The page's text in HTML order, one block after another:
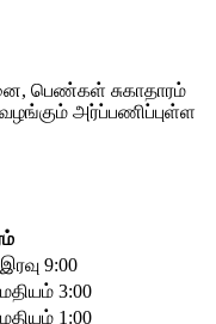
பெண்கள் சுகாதாரம்
அர்ப்பணிப்புள்ள
9:00
3:00
1:00